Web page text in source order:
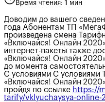
Время чтения: 1 мин
Доводим до вашего
года Абонентам ТП
произведена смена
«Включайся! Онлайн
интернет-пакеты также
«Включайся! Онлайн
до момента
С условиями С условиями
«Включайся! Онлайн
пройдя по ссылке https://
tarify/vklyuchaysya-